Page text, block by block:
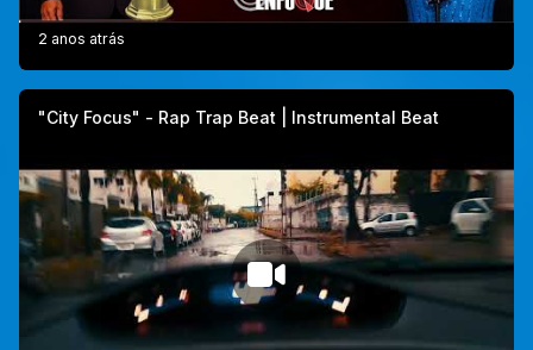
2 anos atrás
"City Focus" - Rap Trap Beat | Instrumental Beat